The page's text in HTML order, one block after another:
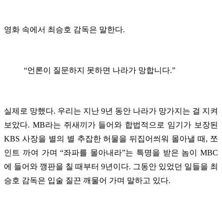
영화 속에서 최승호 감독은 말한다.
“언론이 질문하지 못하면 나라가 망합니다.”
실제로 망했다. 우리는 지난 9년 동안 나라가 망가지는 걸 지켜
보았다. MB라는 쥐새끼가 들어와 합법적으로 임기가 보장된
KBS 사장을 별의 별 추잡한 허물을 뒤집어씌워 몰아낼 때, 쪼
인트 까여 가며 “좌파를 몰아내라”는 특명을 받은 놈이 MBC
에 들어와 깽판을 칠 때부터 9년이다. 그동안 있었던 일들을 최
승호 감독은 입술 질끈 깨물어 가며 말하고 있다.